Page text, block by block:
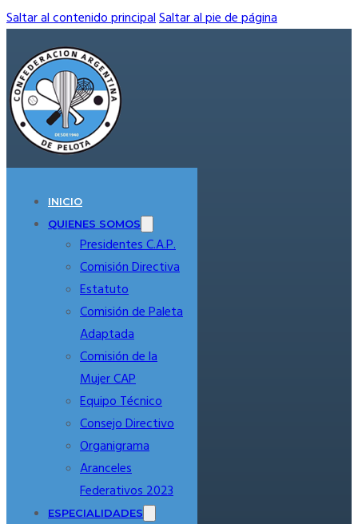
Saltar al contenido principal Saltar al pie de página
INICIO
QUIENES SOMOS
Presidentes C.A.P.
Comisión Directiva
Estatuto
Comisión de Paleta
Adaptada
Comisión de la
Mujer CAP
Equipo Técnico
Consejo Directivo
Organigrama
Aranceles
Federativos 2023
ESPECIALIDADES